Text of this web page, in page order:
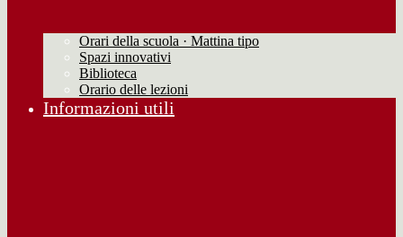
Orari della scuola · Mattina tipo
Spazi innovativi
Biblioteca
Orario delle lezioni
Informazioni utili